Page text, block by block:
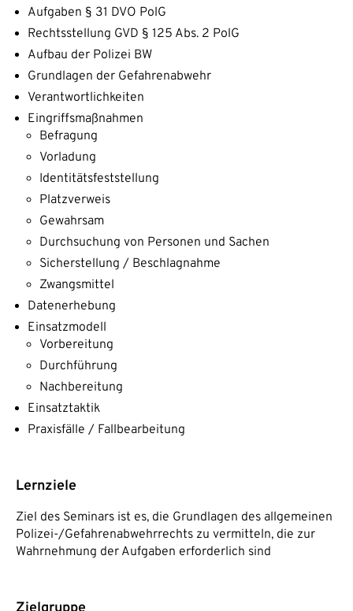
Aufgaben § 31 DVO PolG
Rechtsstellung GVD § 125 Abs. 2 PolG
Aufbau der Polizei BW
Grundlagen der Gefahrenabwehr
Verantwortlichkeiten
Eingriffsmaßnahmen
Befragung
Vorladung
Identitätsfeststellung
Platzverweis
Gewahrsam
Durchsuchung von Personen und Sachen
Sicherstellung / Beschlagnahme
Zwangsmittel
Datenerhebung
Einsatzmodell
Vorbereitung
Durchführung
Nachbereitung
Einsatztaktik
Praxisfälle / Fallbearbeitung
Lernziele
Ziel des Seminars ist es, die Grundlagen des allgemeinen
Polizei-/Gefahrenabwehrrechts zu vermitteln, die zur
Wahrnehmung der Aufgaben erforderlich sind